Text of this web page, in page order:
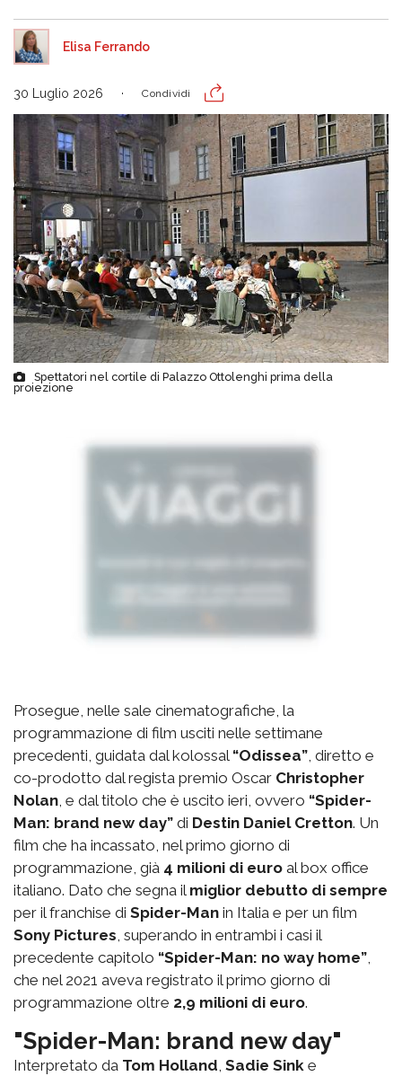
Elisa Ferrando
30 Luglio 2026 Condividi
Spettatori nel cortile di Palazzo Ottolenghi prima della
proiezione
Prosegue, nelle sale cinematografiche, la
programmazione di film usciti nelle settimane
precedenti, guidata dal kolossal “Odissea”, diretto e
co-prodotto dal regista premio Oscar Christopher
Nolan, e dal titolo che è uscito ieri, ovvero “Spider-
Man: brand new day” di Destin Daniel Cretton. Un
film che ha incassato, nel primo giorno di
programmazione, già 4 milioni di euro al box office
italiano. Dato che segna il miglior debutto di sempre
per il franchise di Spider-Man in Italia e per un film
Sony Pictures, superando in entrambi i casi il
precedente capitolo “Spider-Man: no way home”,
che nel 2021 aveva registrato il primo giorno di
programmazione oltre 2,9 milioni di euro.
"Spider-Man: brand new day"
Interpretato da Tom Holland, Sadie Sink e